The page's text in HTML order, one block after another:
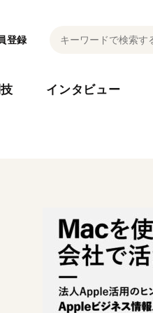
登録
インタビュー